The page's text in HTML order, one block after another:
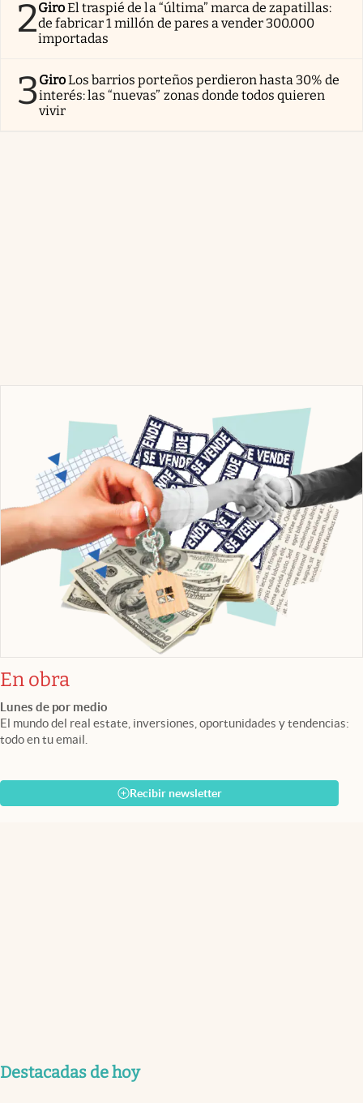
2GiroEl traspié de la “última” marca de zapatillas:
de fabricar 1 millón de pares a vender 300.000
importadas
3GiroLos barrios porteños perdieron hasta 30% de
interés: las “nuevas” zonas donde todos quieren
vivir
En obra
Lunes de por medio
El mundo del real estate, inversiones, oportunidades y tendencias:
todo en tu email.
Recibir newsletter
Destacadas de hoy